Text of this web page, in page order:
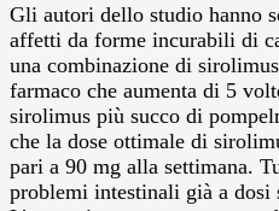
Gli autori dello studio hanno
affetti da forme incurabili di
una combinazione di
farmaco che aumenta di 5
sirolimus più succo di
che la dose ottimale di
pari a 90 mg alla settimana.
problemi intestinali già a dosi